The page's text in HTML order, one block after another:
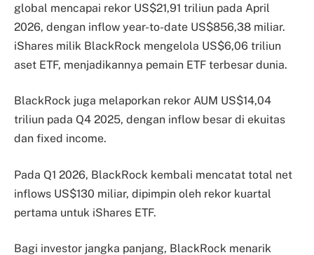
global mencapai rekor US$21,91 triliun pada April
2026, dengan inflow year-to-date US$856,38 miliar.
iShares milik BlackRock mengelola US$6,06 triliun
aset ETF, menjadikannya pemain ETF terbesar dunia.
BlackRock juga melaporkan rekor AUM US$14,04
triliun pada Q4 2025, dengan inflow besar di ekuitas
dan fixed income.
Pada Q1 2026, BlackRock kembali mencatat total net
inflows US$130 miliar, dipimpin oleh rekor kuartal
pertama untuk iShares ETF.
Bagi investor jangka panjang, BlackRock menarik